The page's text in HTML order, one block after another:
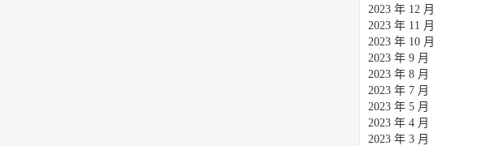
2023 年 12 月
2023 年 11 月
2023 年 10 月
2023 年 9 月
2023 年 8 月
2023 年 7 月
2023 年 5 月
2023 年 4 月
2023 年 3 月